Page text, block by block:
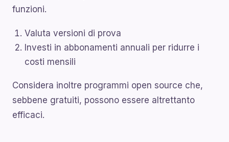
funzioni.
Valuta versioni di prova
Investi in abbonamenti annuali per ridurre i
costi mensili
Considera inoltre programmi open source che,
sebbene gratuiti, possono essere altrettanto
efficaci.